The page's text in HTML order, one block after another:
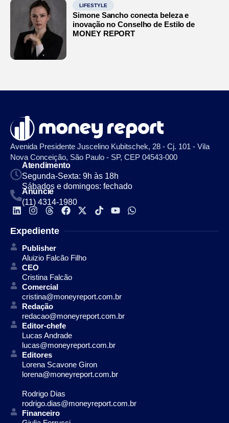
LIFESTYLE
Simone Sancho conecta beleza e
inovação no Conselho de Estilo de
MONEY REPORT
Avenida Presidente Juscelino Kubitschek, 28 - Cj. 101 - Vila
Nova Conceição, São Paulo - SP, CEP 04543-000
Atendimento
Segunda-Sexta: 9h às 18h
Sábados e domingos: fechado
Anuncie
(11) 4314-1980
Expediente
Publisher
Aluizio Falcão Filho
CEO
Cristina Falcão
Comercial
cristina@moneyreport.com.br
Redação
redacao@moneyreport.com.br
Editor-chefe
Lucas Andrade
lucas@moneyreport.com.br
Editores
Lorena Scavone Giron
lorena@moneyreport.com.br
Rodrigo Dias
rodrigo.dias@moneyreport.com.br
Financeiro